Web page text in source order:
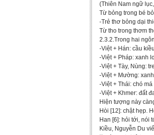
(Thiên Nam ngữ
Từ bỏng trong bé
-Trẻ thơ bỏng dại
Từ tho trong thơm
2.3.2.Trong hai
-Việt + Hán: cầu
-Việt + Pháp: xanh
-Việt + Tày, Nùng:
-Việt + Mường:
-Việt + Thái: chó
-Việt + Khmer: đất
Hiện tượng này
Hòi [12]: chật hẹp.
Han [6]: hỏi tới, nói
Kiều, Nguyễn Du